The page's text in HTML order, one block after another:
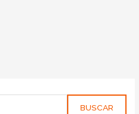
BUSCAR